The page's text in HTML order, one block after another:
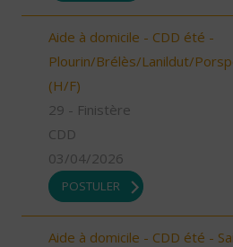
Aide à domicile - CDD été -
Plourin/Brélès/Lanildut/
(H/F)
29 - Finistère
CDD
03/04/2026
POSTULER
Aide à domicile - CDD été -